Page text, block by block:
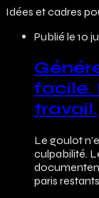
Idées et cadres
Publié le 10
facile.
travail.
Le goulot
culpabilité.
paris